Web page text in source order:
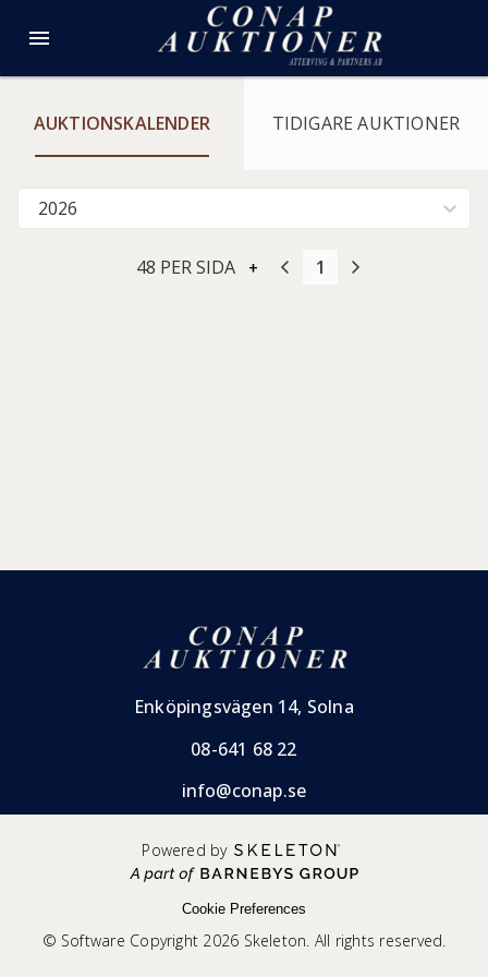
AUKTIONSKALENDER TIDIGARE AUKTIONER
2026
48 PER SIDA 1
Enköpingsvägen 14, Solna
08-641 68 22
info@conap.se
Powered by
Cookie Preferences
© Software Copyright 2026 Skeleton. All rights reserved.